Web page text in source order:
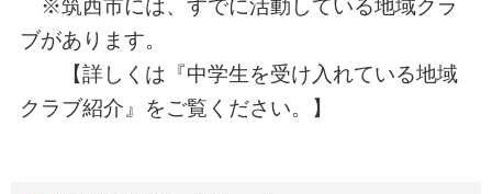
※筑西市には、すでに活動している地域クラ
ブがあります。
【詳しくは『中学生を受け入れている地域
クラブ紹介』をご覧ください。】